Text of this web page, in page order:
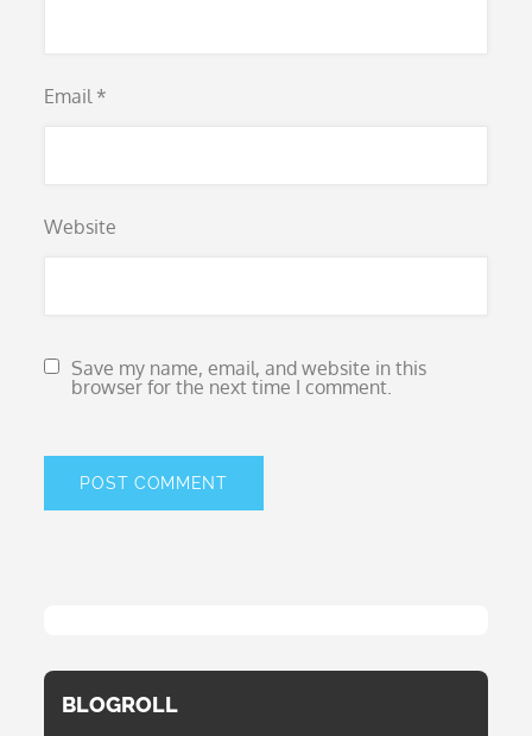
Email *
Website
Save my name, email, and website in this
browser for the next time I comment.
BLOGROLL